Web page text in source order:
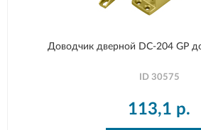
Доводчик дверной DC-204 GP
ID 30575
113,1 р.